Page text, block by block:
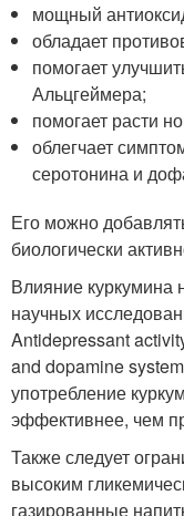
мощный
обладает
помогает
Альцгеймера;
помогает расти
облегчает
серотонина и
Его можно
биологически
Влияние куркумина
научных
Antidepressant
and dopamine
употребление
эффективнее, чем
Также следует
высоким
газированные